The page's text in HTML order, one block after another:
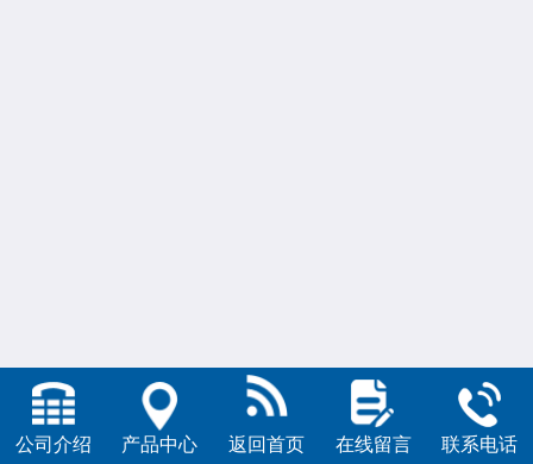
公司介绍 产品中心 返回首页 在线留言 联系电话